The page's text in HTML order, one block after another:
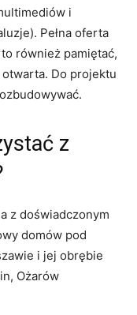
i
Pełna oferta
również pamiętać,
Do projektu
z
z doświadczonym
domów pod
i jej obrębie
Ożarów